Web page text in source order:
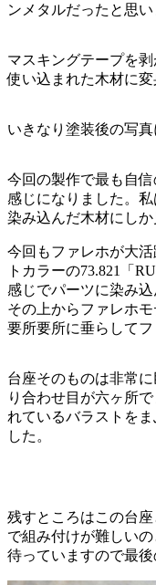
ンメタルだったと思い
マスキングテープを
使い込まれた木材に変
いきなり塗装後の写
今回の製作で最も自
感じになりました。
染み込んだ木材にしか
今回もファレホが大
トカラーの73.821「
感じでパーツに染み
その上からファレホモ
要所要所に垂らしてフ
台座そのものは非常
り合わせ目が六ヶ所
れているバラストを
した。
残すところはこの台
で組み付けが難しい
待っていますので最後